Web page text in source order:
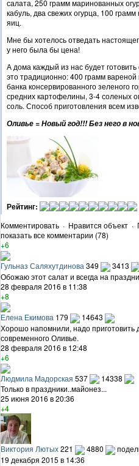
салата, 250 грамм маринованных
кабуль, два свежих огурца, 100
яиц.
Мне бы хотелось отведать
у него была бы цена!
А дома каждый из нас будет готовить
это традиционно: 400 грамм
банка консервированного зеленого
средних картофелины, 3-4 соленых
соль. Способ приготовления всем
Оливье = Новый год!!! Без него в
Рейтинг:
Комментировать · Нравится объект ·
показать все комментарии (78)
+6
Гульназ Саляхутдинова 349
3413
Обожаю этот салат и всегда на
28 февраля 2016 в 11:38
+8
Елена Екимова 179
14643
Хорошо напомнили, надо приготовить
современного Оливье.
28 февраля 2016 в 12:48
+6
Людмила Мадорская 537
14338
Только в праздники..майонез...
25 июня 2016 в 20:36
+4
Виктория Лютых221 4880
19 декабря 2015 в 14:36